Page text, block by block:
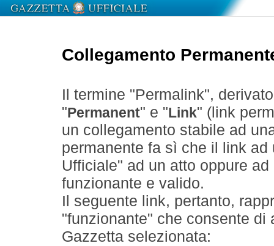
Collegamento
Il termine "Permalink",
" Permanent" e " Link" (link
un collegamento stabile ad
permanente fa sì che il link
Ufficiale" ad un atto oppure
funzionante e valido.
Il seguente link, pertanto,
"funzionante" che consente
Gazzetta selezionata: